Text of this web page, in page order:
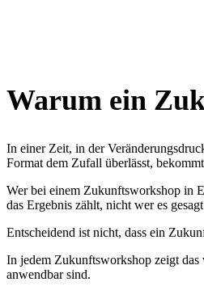
Warum ein
In einer Zeit, in der
Format dem Zufall überlässt,
Wer bei einem Zukunftsworkshop in
das Ergebnis zählt, nicht wer es
Entscheidend ist nicht, dass ein
In jedem Zukunftsworkshop zeigt das
anwendbar sind.